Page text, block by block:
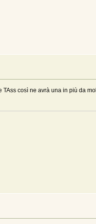
così ne avrà una in più da